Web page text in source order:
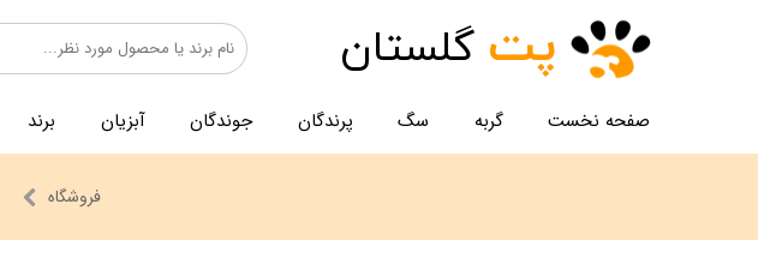
صفحه نخست گربه سگ پرندگان جوندگان آبزیان برند
پت گلستان
فروشگاه